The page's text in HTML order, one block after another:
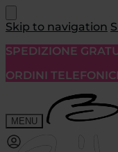
Skip to navigation
SPEDIZIONE
ORDINI
MENU